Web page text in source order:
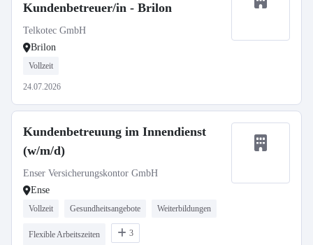
Kundenbetreuer/in - Brilon
Telkotec GmbH
Brilon
Vollzeit
24.07.2026
Kundenbetreuung im Innendienst
(w/m/d)
Enser Versicherungskontor GmbH
Ense
Vollzeit Gesundheitsangebote Weiterbildungen
Flexible Arbeitszeiten 3